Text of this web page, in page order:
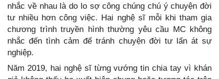
nhắc về nhau là do lo sợ công chúng chú ý chuyện đời
tư nhiều hơn công việc. Hai nghệ sĩ mỗi khi tham gia
chương trình truyền hình thường yêu cầu MC không
nhắc đến tình cảm để tránh chuyện đời tư lấn át sự
nghiệp.
Năm 2019, hai nghệ sĩ từng vướng tin chia tay vì khán